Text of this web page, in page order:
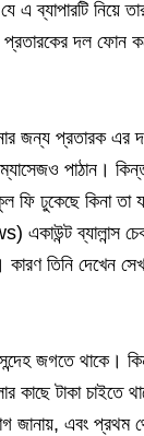
এ ব্যাপারটি নিয়ে
দল ফোন
জন্য প্রতারক এর
পাঠান।
ফি ঢুকেছে কিনা তা
ব্যালান্স
তিনি দেখেন
জগতে থাকে।
কাছে টাকা চাইতে
জানায়, এবং প্রথম